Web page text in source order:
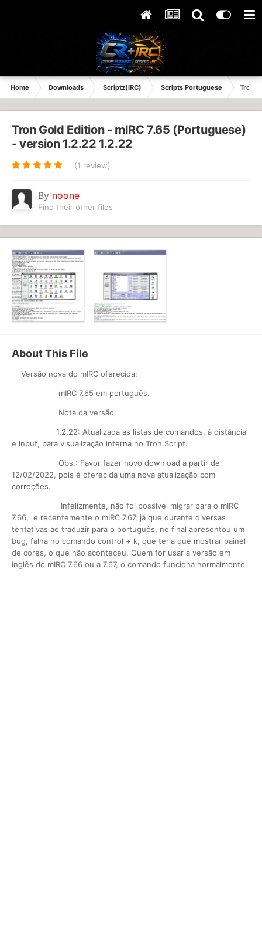
Home Downloads Scriptz(IRC) Scripts Portuguese Tron
Tron Gold Edition - mIRC 7.65 (Portuguese)
- version 1.2.22 1.2.22
(1 review)
By noone
Find their other files
About This File
Versão nova do mIRC oferecida:
mIRC 7.65 em português.
Nota da versão:
1.2.22: Atualizada as listas de comandos, à distância
e input, para visualização interna no Tron Script.
Obs.: Favor fazer novo download a partir de
12/02/2022, pois é oferecida uma nova atualização com
correções.
Infelizmente, não foi possível migrar para o mIRC
7.66, e recentemente o mIRC 7.67, já que durante diversas
tentativas ao traduzir para o português, no final apresentou um
bug, falha no comando control + k, que teria que mostrar painel
de cores, o que não aconteceu. Quem for usar a versão em
inglês do mIRC 7.66 ou a 7.67, o comando funciona normalmente.